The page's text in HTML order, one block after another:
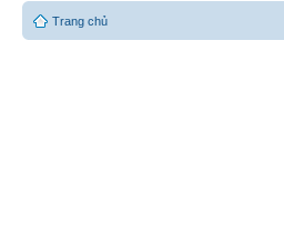
Trang chủ